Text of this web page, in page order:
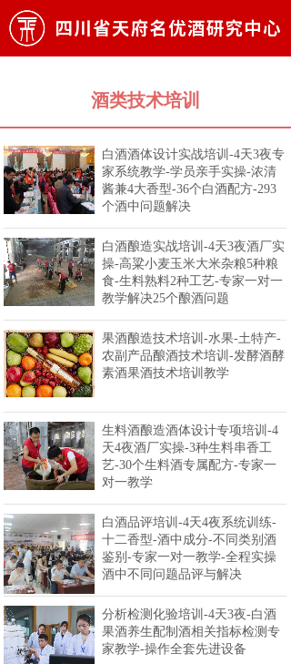
酒类技术培训
白酒酒体设计实战培训-4天3夜专
家系统教学-学员亲手实操-浓清
酱兼4大香型-36个白酒配方-293
个酒中问题解决
白酒酿造实战培训-4天3夜酒厂实
操-高粱小麦玉米大米杂粮5种粮
食-生料熟料2种工艺-专家一对一
教学解决25个酿酒问题
果酒酿造技术培训-水果-土特产-
农副产品酿酒技术培训-发酵酒酵
素酒果酒技术培训教学
生料酒酿造酒体设计专项培训-4
天4夜酒厂实操-3种生料串香工
艺-30个生料酒专属配方-专家一
对一教学
白酒品评培训-4天4夜系统训练-
十二香型-酒中成分-不同类别酒
鉴别-专家一对一教学-全程实操
酒中不同问题品评与解决
分析检测化验培训-4天3夜-白酒
果酒养生配制酒相关指标检测专
家教学-操作全套先进设备